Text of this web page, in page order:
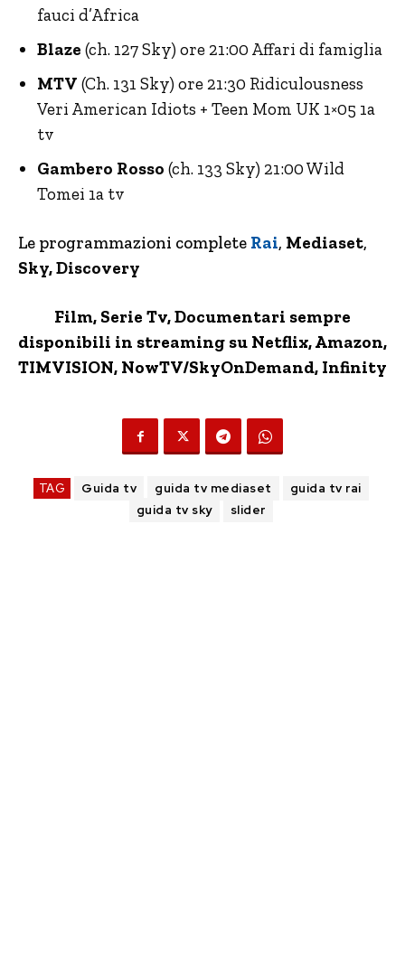
fauci d’Africa
Blaze (ch. 127 Sky) ore 21:00 Affari di famiglia
MTV (Ch. 131 Sky) ore 21:30 Ridiculousness
Veri American Idiots + Teen Mom UK 1×05 1a
tv
Gambero Rosso (ch. 133 Sky) 21:00 Wild
Tomei 1a tv
Le programmazioni complete Rai, Mediaset,
Sky, Discovery
Film, Serie Tv, Documentari sempre
disponibili in streaming su Netflix,Amazon,
TIMVISION, NowTV/SkyOnDemand, Infinity
TAG Guida tv guida tv mediaset
guida tv rai
guida tv sky
slider